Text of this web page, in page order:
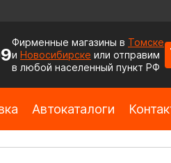
Фирменные магазины в Томске
и Новосибирске или отправим
в любой населенный пункт РФ
Автокаталоги